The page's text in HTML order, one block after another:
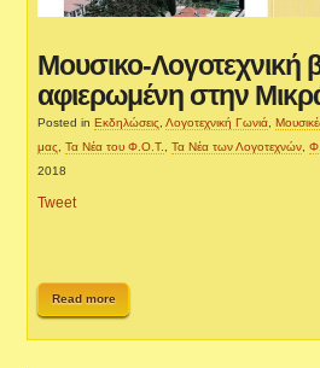
Μουσικο-Λογοτεχνική
αφιερωμένη στην
Posted inΕκδηλώσεις ,Λογοτεχνική Γωνιά ,
μας ,Τα Νέα του Φ.Ο.Τ. ,Τα Νέα των Λογοτεχνών ,
2018
Tweet
Read more